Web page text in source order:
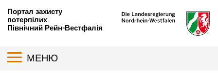
до
основного
Портал захисту
потерпілих
Північний Рейн-Вестфалія
Toggle navigation
МЕНЮ